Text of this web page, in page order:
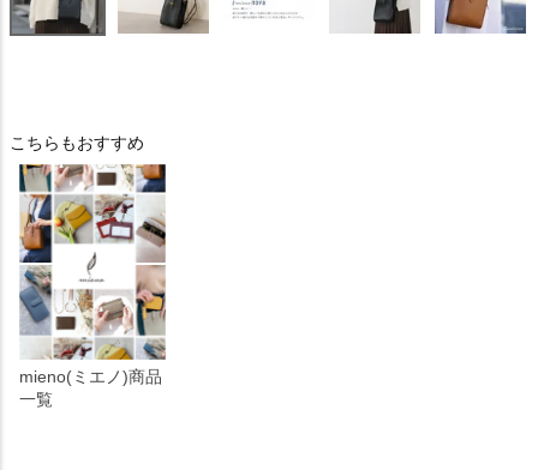
こちらもおすすめ
mieno(ミエノ)商品
一覧